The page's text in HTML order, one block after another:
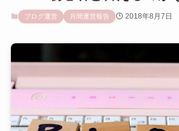
ブログ運営 月間運営報告 2018年8月7日